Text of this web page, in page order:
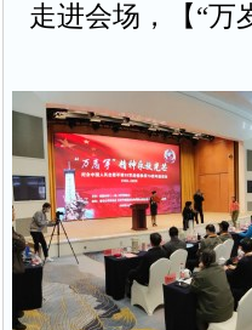
走进会场，【“万